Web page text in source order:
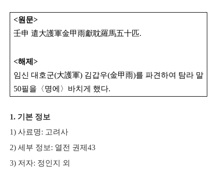
<원문>
壬申 遣大護軍金甲雨獻耽羅馬五十匹.
<해제 >
임신 대호군(大護軍) 김갑우(金甲雨)를 파견하여 탐라 말
50필을 〈명에 〉 바치게 했다.
1. 기본 정보
​1) 사료명: 고려사
2) 세부 정보: 열전 권제43
3) 저자: 정인지 외